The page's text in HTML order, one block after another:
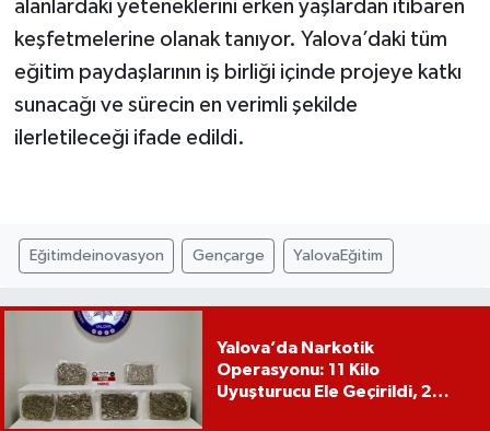
alanlardaki yeteneklerini erken yaşlardan itibaren
keşfetmelerine olanak tanıyor. Yalova’daki tüm
eğitim paydaşlarının iş birliği içinde projeye katkı
sunacağı ve sürecin en verimli şekilde
ilerletileceği ifade edildi.
Eğitimdeinovasyon Gençarge YalovaEğitim
Yalova’da Narkotik
Operasyonu: 11 Kilo
Uyuşturucu Ele Geçirildi, 2